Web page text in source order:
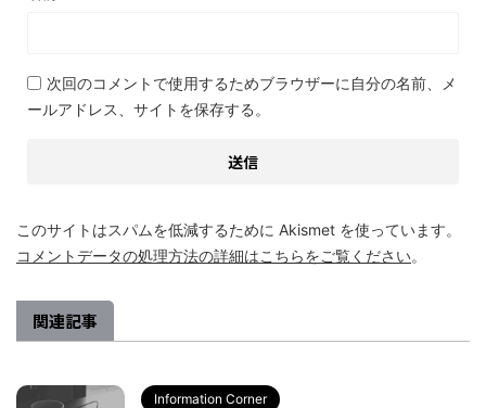
次回のコメントで使用するためブラウザーに自分の名前、メ
ールアドレス、サイトを保存する。
このサイトはスパムを低減するために Akismet を使っています。
コメントデータの処理方法の詳細はこちらをご覧ください。
関連記事
Information Corner